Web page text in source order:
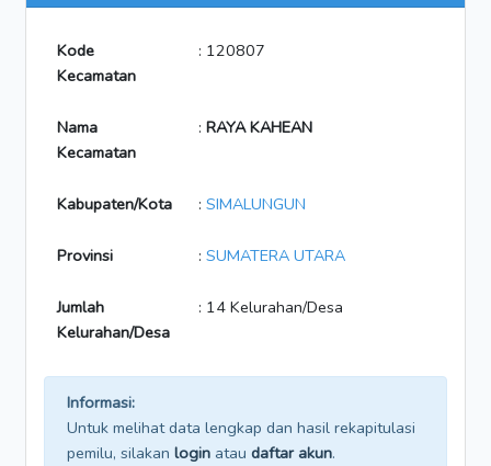
Kode
Kecamatan
: 120807
Nama
Kecamatan
: RAYA KAHEAN
Kabupaten/Kota : SIMALUNGUN
Provinsi : SUMATERA UTARA
Jumlah
Kelurahan/Desa
: 14 Kelurahan/Desa
Informasi:
Untuk melihat data lengkap dan hasil rekapitulasi
pemilu, silakan login atau daftar akun.